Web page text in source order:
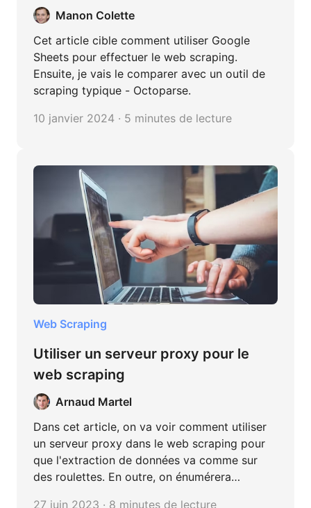
Manon Colette
Cet article cible comment utiliser Google
Sheets pour effectuer le web scraping.
Ensuite, je vais le comparer avec un outil de
scraping typique - Octoparse.
10 janvier 2024 · 5 minutes de lecture
Web Scraping
Utiliser un serveur proxy pour le
web scraping
Arnaud Martel
Dans cet article, on va voir comment utiliser
un serveur proxy dans le web scraping pour
que l'extraction de données va comme sur
des roulettes. En outre, on énumérera
27 juin 2023 · 8 minutes de lecture